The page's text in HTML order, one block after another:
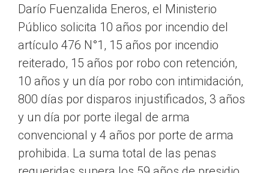
Darío Fuenzalida Eneros, el Ministerio
Público solicita 10 años por incendio del
artículo 476 N°1, 15 años por incendio
reiterado, 15 años por robo con retención,
10 años y un día por robo con intimidación,
800 días por disparos injustificados, 3 años
y un día por porte ilegal de arma
convencional y 4 años por porte de arma
prohibida. La suma total de las penas